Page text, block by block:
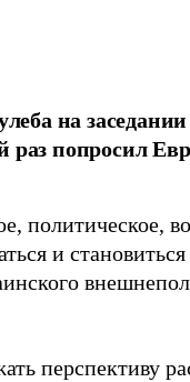
на
попросил
политическое,
и становиться
перспективу